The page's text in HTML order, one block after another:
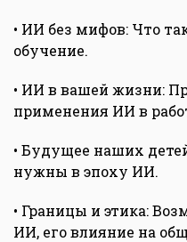
• ИИ без мифов: Что
обучение.
• ИИ в вашей жизни:
применения ИИ в
• Будущее наших
нужны в эпоху ИИ.
• Границы и этика:
ИИ, его влияние на